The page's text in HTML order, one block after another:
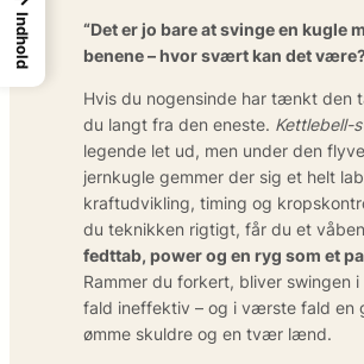
“Det er jo bare at svinge en kugle
benene – hvor svært kan det
Hvis du nogensinde har tænkt den
du langt fra den eneste. Kettlebell-
legende let ud, men under den
jernkugle gemmer der sig et helt
kraftudvikling, timing og
du teknikken rigtigt, får du et
fedttab, power og en ryg som et
Rammer du forkert, bliver swingen
fald ineffektiv – og i værste fald en
ømme skuldre og en tvær lænd.
Indhold